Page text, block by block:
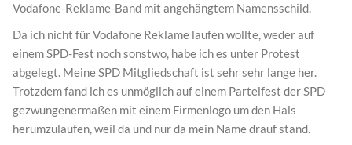
Vodafone-Reklame-Band mit angehängtem Namensschild.
Da ich nicht für Vodafone Reklame laufen wollte, weder auf
einem SPD-Fest noch sonstwo, habe ich es unter Protest
abgelegt. Meine SPD Mitgliedschaft ist sehr sehr lange her.
Trotzdem fand ich es unmöglich auf einem Parteifest der SPD
gezwungenermaßen mit einem Firmenlogo um den Hals
herumzulaufen, weil da und nur da mein Name drauf stand.